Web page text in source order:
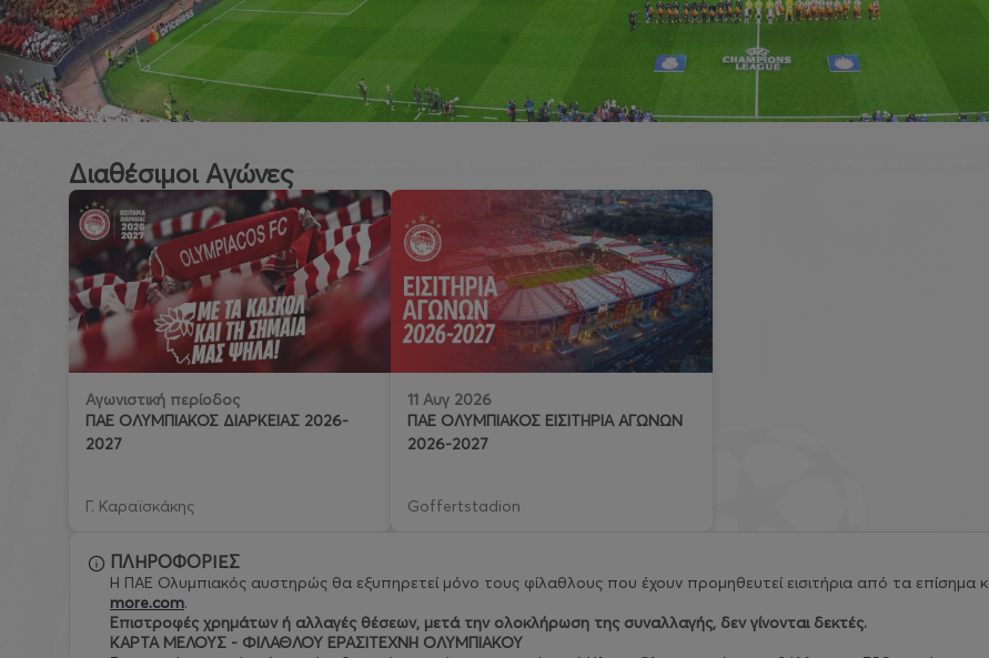
Διαθέσιμοι Αγώνες
Αγωνιστική περίοδος
ΠΑΕ ΟΛΥΜΠΙΑΚΟΣ ΔΙΑΡΚΕΙΑΣ 2026-
2027
Γ. Καραϊσκάκης
11 Αυγ 2026
ΠΑΕ ΟΛΥΜΠΙΑΚΟΣ ΕΙΣΙΤΗΡΙΑ ΑΓΩΝΩΝ
2026-2027
Goffertstadion
ΠΛΗΡΟΦΟΡΙΕΣ
Η ΠΑΕ Ολυμπιακός αυστηρώς θα εξυπηρετεί μόνο τους φίλαθλους που έχουν προμηθευτεί εισιτήρια από τα επίσημα
more.com.
Eπιστροφές χρημάτων ή αλλαγές θέσεων, μετά την ολοκλήρωση της συναλλαγής, δεν γίνονται δεκτές.
ΚΑΡΤΑ ΜΕΛΟΥΣ - ΦΙΛΑΘΛΟΥ ΕΡΑΣΙΤΕΧΝΗ ΟΛΥΜΠΙΑΚΟΥ